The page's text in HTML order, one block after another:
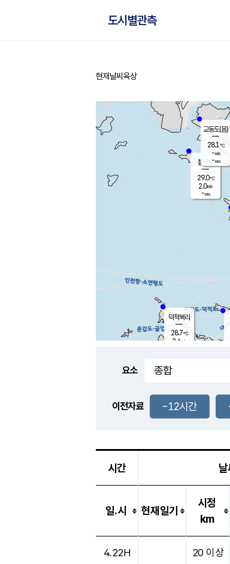
도시별관측
홈
현재날씨 육상
볼음도
29.0℃
2.0m/s
-mm
-
덕적북리
28.7℃
2.4 m/s
교동도(음)
28.1℃
-m/s
-mm
요소
이전자료 -12시간
시간 날
일.시 현재일기
시정
km
4.22H 20 이상